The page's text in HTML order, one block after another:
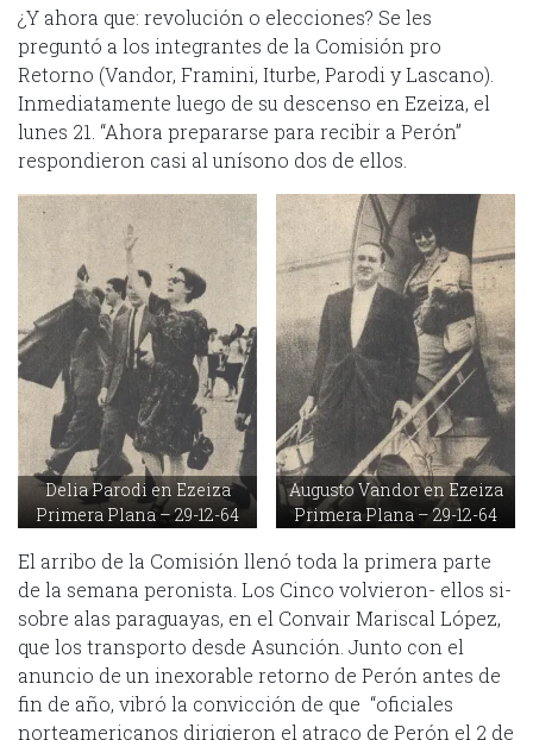
¿Y ahora que: revolución o elecciones? Se les
preguntó a los integrantes de la Comisión pro
Retorno (Vandor, Framini, Iturbe, Parodi y Lascano).
Inmediatamente luego de su descenso en Ezeiza, el
lunes 21. “Ahora prepararse para recibir a Perón”
respondieron casi al unísono dos de ellos.
Delia Parodi en Ezeiza
Primera Plana – 29-12-64
Augusto Vandor en Ezeiza
Primera Plana – 29-12-64
El arribo de la Comisión llenó toda la primera parte
de la semana peronista. Los Cinco volvieron- ellos si-
sobre alas paraguayas, en el Convair Mariscal López,
que los transporto desde Asunción. Junto con el
anuncio de un inexorable retorno de Perón antes de
fin de año, vibró la convicción de que “oficiales
norteamericanos dirigieron el atraco de Perón el 2 de